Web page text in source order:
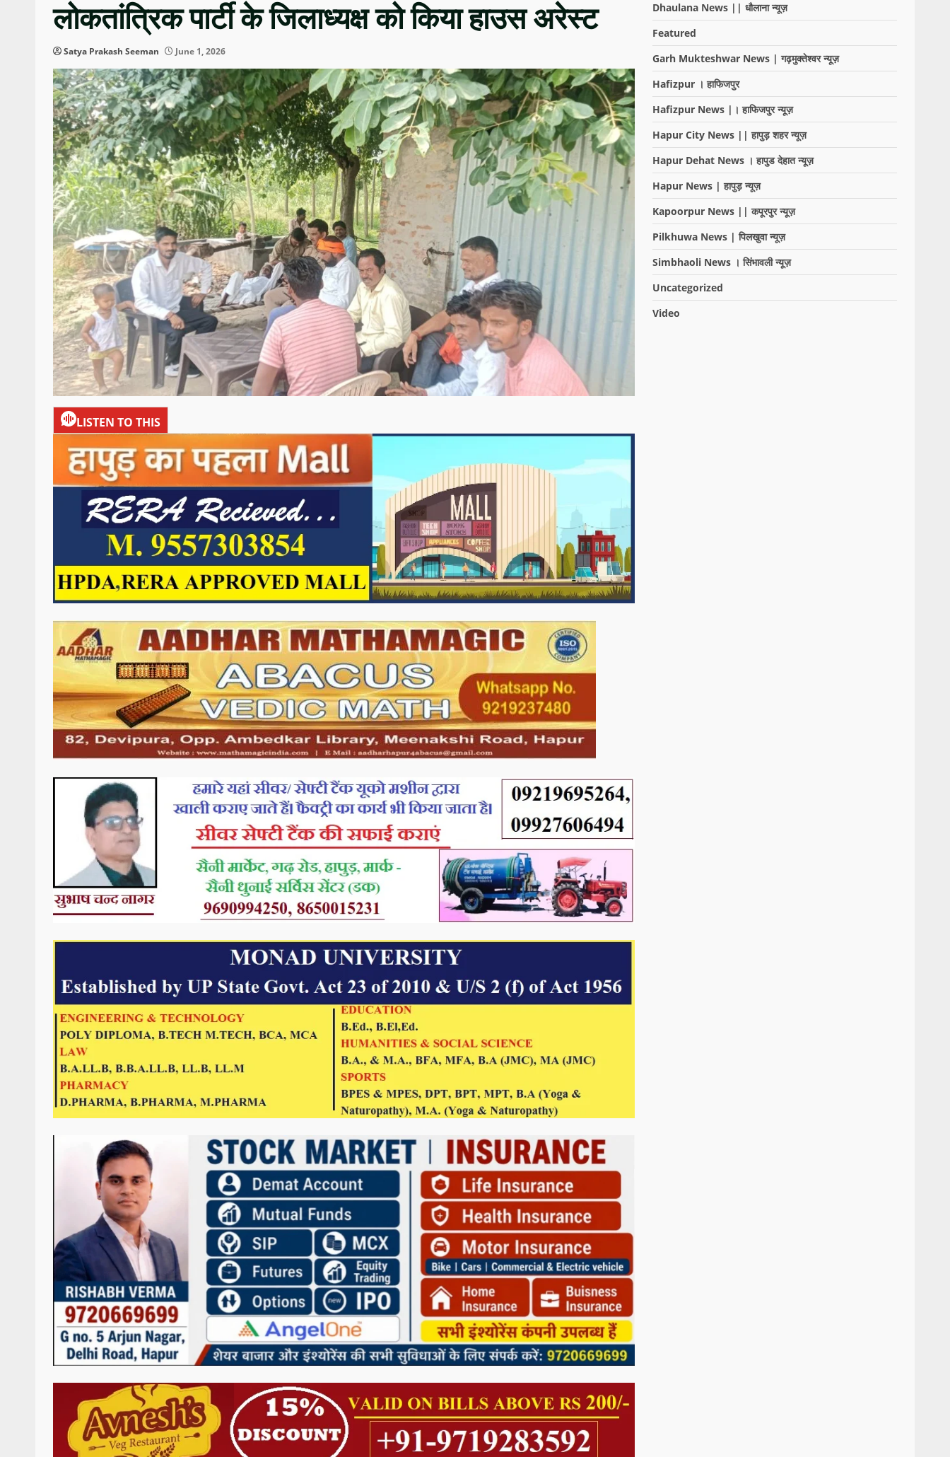
लोकतांत्रिक पार्टी के जिलाध्यक्ष को किया हाउस अरेस्ट
Satya Prakash Seeman June 1, 2026
LISTEN TO THIS
Dhaulana News || धौलाना न्यूज़
Featured
Garh Mukteshwar News | गढ़मुक्तेश्वर न्यूज़
Hafizpur । हाफिजपुर
Hafizpur News |। हाफिजपुर न्यूज़
Hapur City News || हापुड़ शहर न्यूज़
Hapur Dehat News । हापुड देहात न्यूज़
Hapur News | हापुड़ न्यूज़
Kapoorpur News || कपूरपुर न्यूज़
Pilkhuwa News | पिलखुवा न्यूज़
Simbhaoli News । सिंभावली न्यूज़
Uncategorized
Video